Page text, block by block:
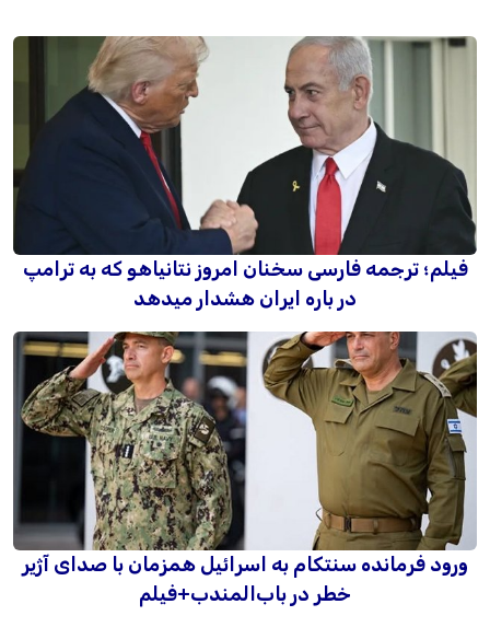
فیلم؛ ترجمه فارسی سخنان امروز نتانیاهو که به ترامپ
در باره ایران هشدار میدهد
ورود فرمانده سنتکام به اسرائیل همزمان با صدای آژیر
خطر در باب‌المندب+فیلم